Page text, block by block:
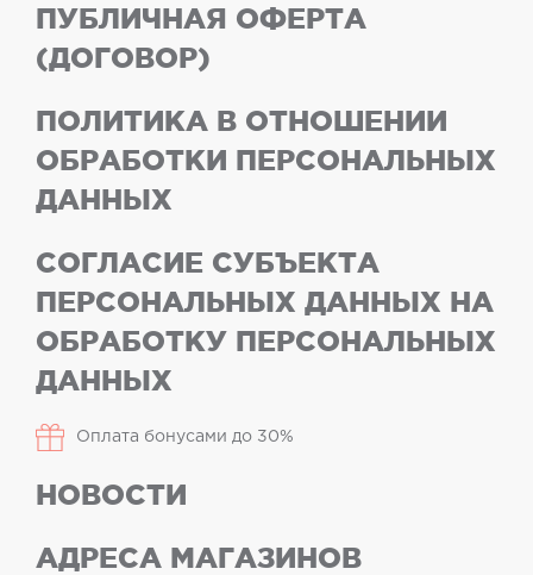
ПУБЛИЧНАЯ ОФЕРТА
(ДОГОВОР)
ПОЛИТИКА В ОТНОШЕНИИ
ОБРАБОТКИ ПЕРСОНАЛЬНЫХ
ДАННЫХ
СОГЛАСИЕ СУБЪЕКТА
ПЕРСОНАЛЬНЫХ ДАННЫХ НА
ОБРАБОТКУ ПЕРСОНАЛЬНЫХ
ДАННЫХ
Оплата бонусами до 30%
НОВОСТИ
АДРЕСА МАГАЗИНОВ